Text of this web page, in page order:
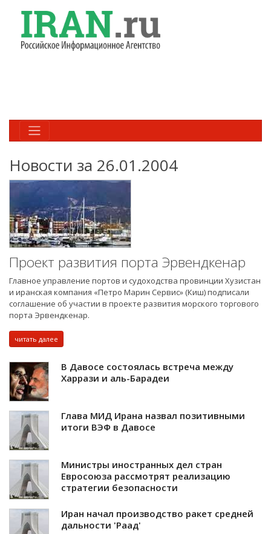
Новости за 26.01.2004
Проект развития порта Эрвендкенар
Главное управление портов и судоходства провинции Хузистан
и иранская компания «Петро Марин Сервис» (Киш) подписали
соглашение об участии в проекте развития морского торгового
порта Эрвендкенар.
читать далее
В Давосе состоялась встреча между
Харрази и аль-Барадеи
Глава МИД Ирана назвал позитивными
итоги ВЭФ в Давосе
Министры иностранных дел стран
Евросоюза рассмотрят реализацию
стратегии безопасности
Иран начал производство ракет средней
дальности 'Раад'